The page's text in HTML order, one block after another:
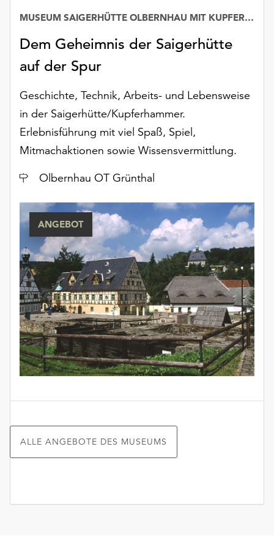
unserer
Datenschutzerklärung
oder
dem
Impressum
Dem Geheimnis der Saigerhütte
auf der Spur
MUSEUM SAIGERHÜTTE OLBERNHAU MIT KUPFERHAMMER
Geschichte, Technik, Arbeits- und Lebensweise
in der Saigerhütte/Kupferhammer.
Erlebnisführung mit viel Spaß, Spiel,
Mitmachaktionen sowie Wissensvermittlung.
Ort
Olbernhau OT Grünthal
ANGEBOT
ALLE ANGEBOTE DES MUSEUMS